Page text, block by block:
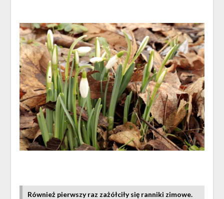
Również pierwszy raz zażółciły się ranniki zimowe.